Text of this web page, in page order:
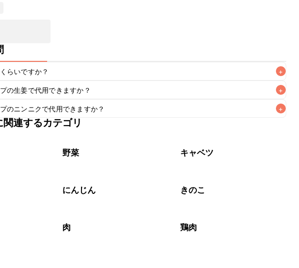
らいですか？ +
は出来たてをお召し上がりいただくことをおすすめします。
です。 こちら
の生姜で代用できますか？ +
の生姜を使用してもお作りいただけます。小さじ2を目安に加え、お好みの風味にな
るようご調節ください。
のニンニクで代用できますか？ +
プのニンニクを使用してもお作りいただけます。小さじ1を目安に加え、お好みの風味
連するカテゴリ
野菜 キャベツ
にんじん きのこ
肉 鶏肉